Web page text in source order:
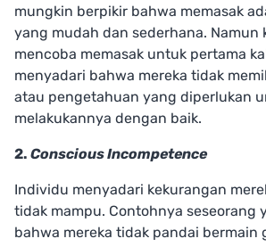
mungkin berpikir bahwa memasak
yang mudah dan sederhana. Namun
mencoba memasak untuk pertama
menyadari bahwa mereka tidak
atau pengetahuan yang diperlukan
melakukannya dengan baik.
2. Conscious Incompetence
Individu menyadari kekurangan
tidak mampu. Contohnya seseorang
bahwa mereka tidak pandai bermain